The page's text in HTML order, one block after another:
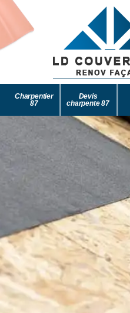
Charpentier
87
Devis
charpente 87